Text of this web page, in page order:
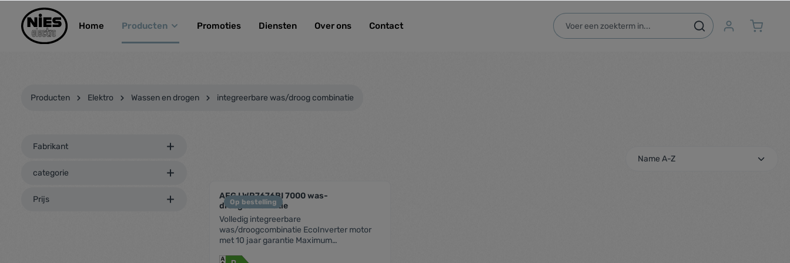
general.skipToNavigation
Home Producten Promoties Diensten Over ons Contact
Producten Elektro Wassen en drogen integreerbare was/droog combinatie
Fabrikant
categorie
Prijs Op bestelling
AEG LWR7676BI 7000 was-
droogcombinatie
Volledig integreerbare
was/droogcombinatie EcoInverter motor
met 10 jaar garantie Maximum